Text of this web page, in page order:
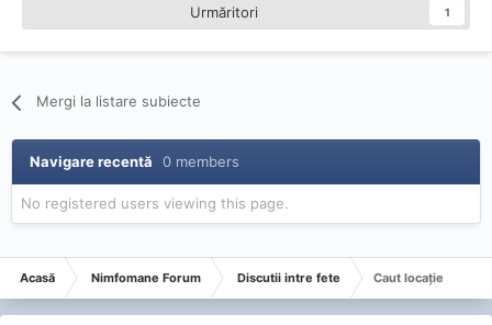
Urmăritori 1
Mergi la listare subiecte
Navigare recentă 0 members
No registered users viewing this page.
Acasă Nimfomane Forum Discutii intre fete Caut locație